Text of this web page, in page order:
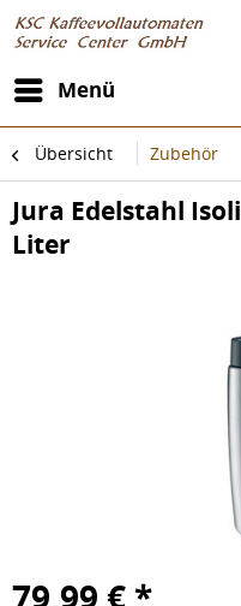
Menü
Übersicht Zubehör
Jura Edelstahl
Liter
79,99 € *